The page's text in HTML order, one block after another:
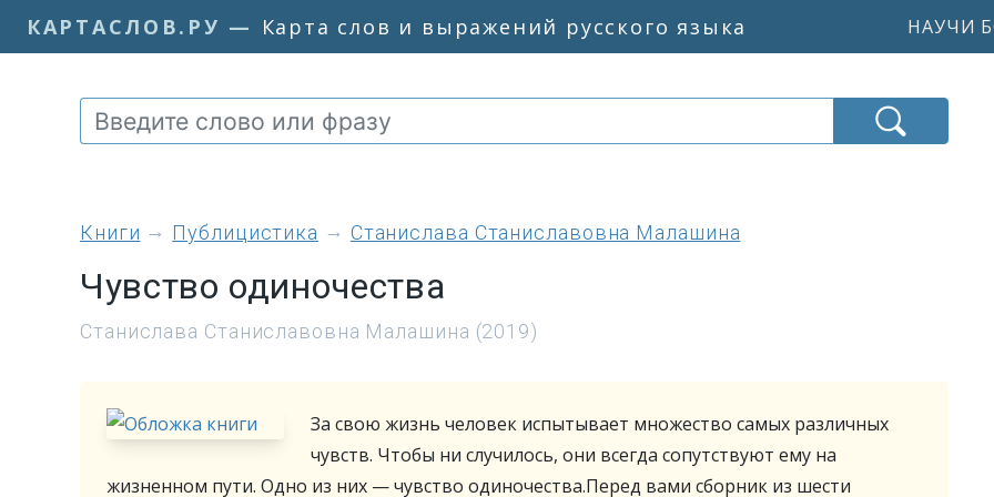
КАРТАСЛОВ.РУ — Карта слов и выражений русского языка НАУЧИ
книги Публицистика Станислава Станиславовна Малашина
Чувство одиночества
Станислава Станиславовна Малашина (2019)
За свою жизнь человек испытывает множество самых различных
чувств. Чтобы ни случилось, они всегда сопутствуют ему на
жизненном пути. Одно из них — чувство одиночества.Перед вами сборник из шести